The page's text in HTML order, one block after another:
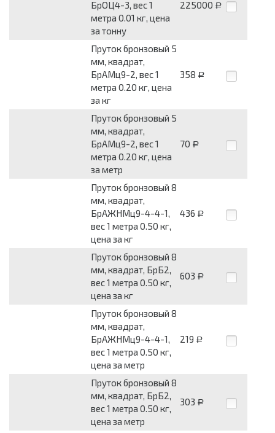
БрОЦ4-3, вес 1
метра 0.01 кг, цена
за тонну
225000 Р
Пруток бронзовый 5
мм, квадрат,
БрАМц9-2, вес 1
метра 0.20 кг, цена
за кг
358 Р
Пруток бронзовый 5
мм, квадрат,
БрАМц9-2, вес 1
метра 0.20 кг, цена
за метр
70 Р
Пруток бронзовый 8
мм, квадрат,
БрАЖНМц9-4-4-1,
вес 1 метра 0.50 кг,
цена за кг
436 Р
Пруток бронзовый 8
мм, квадрат, БрБ2,
вес 1 метра 0.50 кг,
цена за кг
603 Р
Пруток бронзовый 8
мм, квадрат,
БрАЖНМц9-4-4-1,
вес 1 метра 0.50 кг,
цена за метр
219 Р
Пруток бронзовый 8
мм, квадрат, БрБ2,
вес 1 метра 0.50 кг,
цена за метр
303 Р